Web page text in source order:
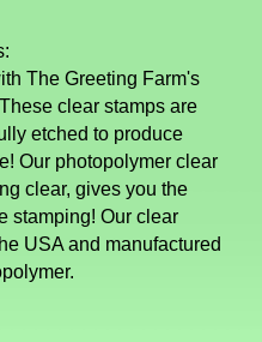
The Greeting Farm's
clear stamps are
etched to produce
Our photopolymer clear
clear, gives you the
stamping! Our clear
USA and manufactured